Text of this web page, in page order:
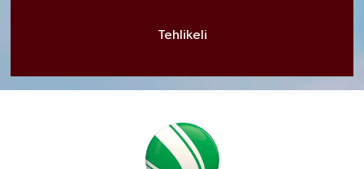
Tehlikeli